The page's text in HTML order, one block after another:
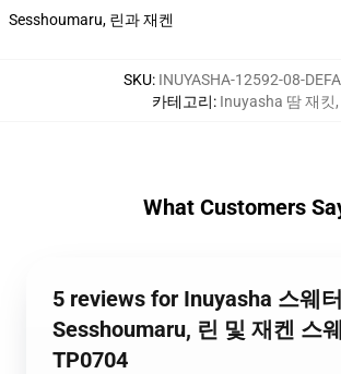
Sesshoumaru, 린과 재켄
SKU: INUYASHA-12592-08-
카테고리: Inuyasha 땀 재킷,
What Customers
5 reviews for Inuyasha 스웨
Sesshoumaru, 린 및 재켄 스
TP0704